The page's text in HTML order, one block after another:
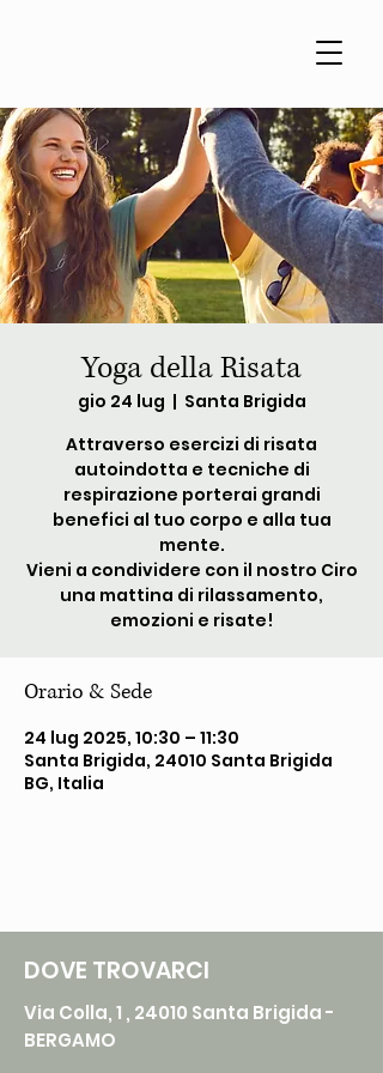
Yoga della Risata
gio 24 lug
  |
Santa Brigida
Attraverso esercizi di risata
autoindotta e tecniche di
respirazione porterai grandi
benefici al tuo corpo e alla tua
mente.
Vieni a condividere con il nostro Ciro
una mattina di rilassamento,
Orario & Sede
24 lug 2025, 10:30 – 11:30
Santa Brigida, 24010 Santa Brigida
BG, Italia
DOVE TROVARCI
Via Colla, 1 , 24010 Santa Brigida -
BERGAMO